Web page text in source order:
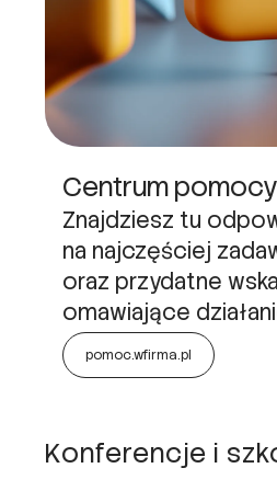
Centrum pomocy
Znajdziesz tu
na najczęściej
oraz przydatne
omawiające
pomoc.wfirma.pl
Konferencje i